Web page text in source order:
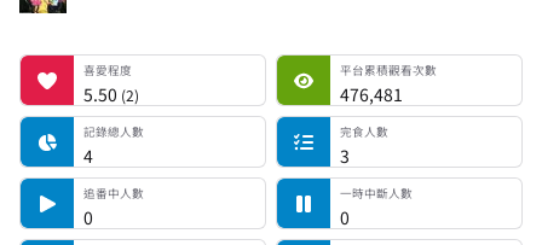
喜愛程度喜愛程度
5.50 (2)
平台累積觀看次數 平台累積觀看次數
476,481
記錄總人數
記錄總人數
4
完食人數
完食人數
3
追番中人數
追番中人數
0
一時中斷人數
一時中斷人數
0
棄番人數
計劃觀看人數